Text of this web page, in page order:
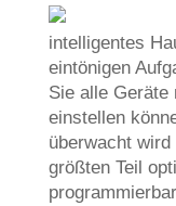
intelligentes
eintönigen
Sie alle Geräte
einstellen
überwacht
größten Teil